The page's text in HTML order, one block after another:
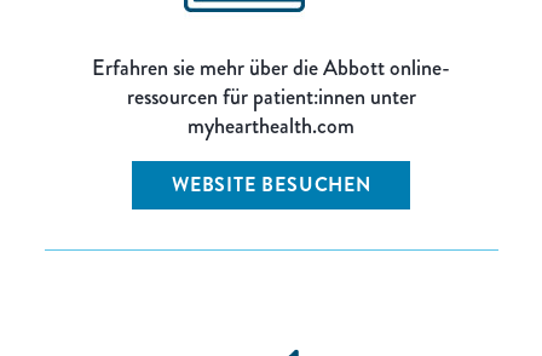
Erfahren sie mehr über die Abbott online-
ressourcen für patient:innen unter
myhearthealth.com
WEBSITE BESUCHEN